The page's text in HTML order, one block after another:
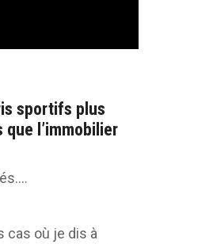
sportifs plus
que l’immobilier
cas où je dis à